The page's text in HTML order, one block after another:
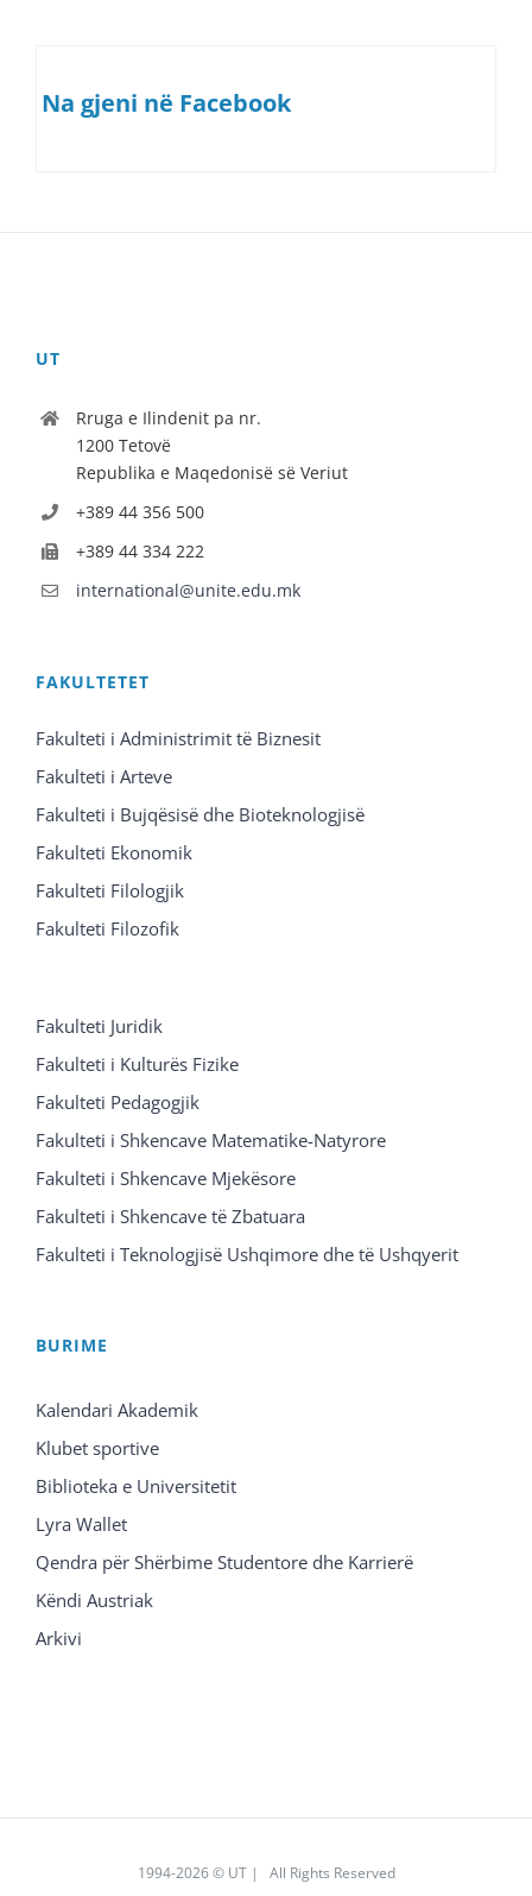
Na gjeni në Facebook
UT
Rruga e Ilindenit pa nr.
1200 Tetovë
Republika e Maqedonisë së Veriut
+389 44 356 500
+389 44 334 222
international@unite.edu.mk
FAKULTETET
Fakulteti i Administrimit të Biznesit
Fakulteti i Arteve
Fakulteti i Bujqësisë dhe Bioteknologjisë
Fakulteti Ekonomik
Fakulteti Filologjik
Fakulteti Filozofik
Fakulteti Juridik
Fakulteti i Kulturës Fizike
Fakulteti Pedagogjik
Fakulteti i Shkencave Matematike-Natyrore
Fakulteti i Shkencave Mjekësore
Fakulteti i Shkencave të Zbatuara
Fakulteti i Teknologjisë Ushqimore dhe të Ushqyerit
BURIME
Kalendari Akademik
Klubet sportive
Biblioteka e Universitetit
Lyra Wallet
Qendra për Shërbime Studentore dhe Karrierë
Këndi Austriak
Arkivi
1994-2026 © UT | All Rights Reserved